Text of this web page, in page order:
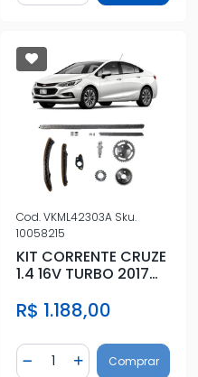
Cod.VKML42303A Sku.
10058215
KIT CORRENTE CRUZE
1.4 16V TURBO 2017
R$ 1.188,00
Diminuir Quantidade
Quantidade
AdicionarComprar